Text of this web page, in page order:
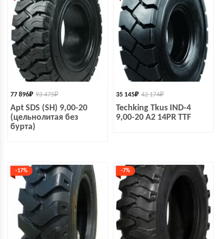
93 475₽
77 896₽
Apt SDS (SH) 9,00-20
(цельнолитая без
бурта)
42 174₽
35 145₽
Techking Tkus IND-4
9,00-20 A2 14PR TTF
-17% -7%